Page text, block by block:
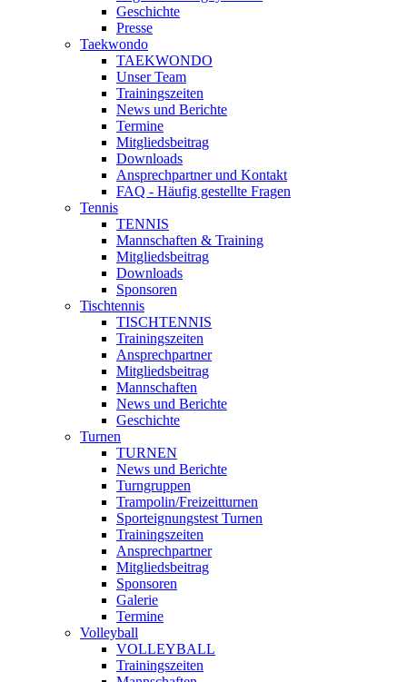
Geschichte
Presse
Taekwondo
TAEKWONDO
Unser Team
Trainingszeiten
News und Berichte
Termine
Mitgliedsbeitrag
Downloads
Ansprechpartner und Kontakt
FAQ - Häufig gestellte Fragen
Tennis
TENNIS
Mannschaften & Training
Mitgliedsbeitrag
Downloads
Sponsoren
Tischtennis
TISCHTENNIS
Trainingszeiten
Ansprechpartner
Mitgliedsbeitrag
Mannschaften
News und Berichte
Geschichte
Turnen
TURNEN
News und Berichte
Turngruppen
Trampolin/Freizeitturnen
Sporteignungstest Turnen
Trainingszeiten
Ansprechpartner
Mitgliedsbeitrag
Sponsoren
Galerie
Termine
Volleyball
VOLLEYBALL
Trainingszeiten